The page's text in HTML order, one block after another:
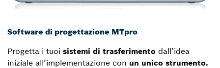
Software di progettazione MTpro
Progetta i tuoi sistemi di trasferimento dall’idea
iniziale all’implementazione con un unico strumento.